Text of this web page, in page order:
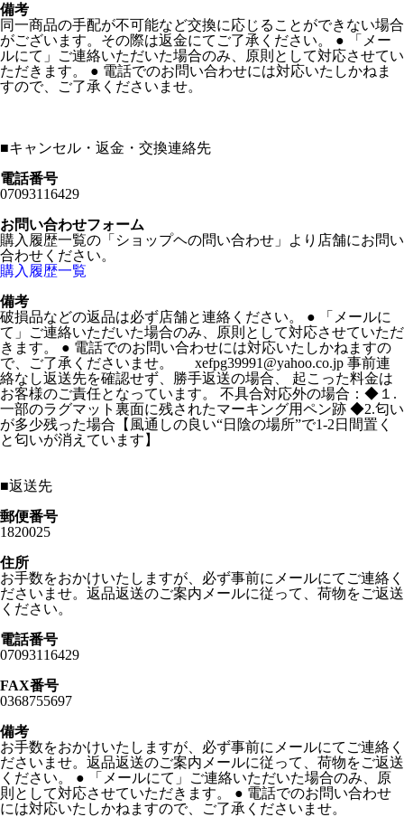
備考
同一商品の手配が不可能など交換に応じることができない場合
がございます。その際は返金にてご了承ください。 ● 「メー
ルにて」ご連絡いただいた場合のみ、原則として対応させてい
ただきます。 ● 電話でのお問い合わせには対応いたしかねま
すので、ご了承くださいませ。
■キャンセル・返金・交換連絡先
電話番号
07093116429
お問い合わせフォーム
購入履歴一覧の「ショップヘの問い合わせ」より店舗にお問い
合わせください。
購入履歴一覧
備考
破損品などの返品は必ず店舗と連絡ください。 ● 「メールに
て」ご連絡いただいた場合のみ、原則として対応させていただ
きます。 ● 電話でのお問い合わせには対応いたしかねますの
で、ご了承くださいませ。 xefpg39991@yahoo.co.jp 事前連
絡なし返送先を確認せず、勝手返送の場合、 起こった料金は
お客様のご責任となっています。 不具合対応外の場合：◆１.
一部のラグマット裏面に残されたマーキング用ペン跡 ◆2.匂い
が多少残った場合【風通しの良い“日陰の場所”で1-2日間置く
と匂いが消えています】
■返送先
郵便番号
1820025
住所
お手数をおかけいたしますが、必ず事前にメールにてご連絡く
ださいませ。返品返送のご案内メールに従って、荷物をご返送
ください。
電話番号
07093116429
FAX番号
0368755697
備考
お手数をおかけいたしますが、必ず事前にメールにてご連絡く
ださいませ。返品返送のご案内メールに従って、荷物をご返送
ください。 ● 「メールにて」ご連絡いただいた場合のみ、原
則として対応させていただきます。 ● 電話でのお問い合わせ
には対応いたしかねますので、ご了承くださいませ。